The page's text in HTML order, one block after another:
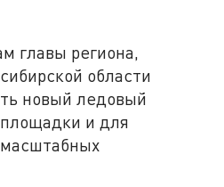
главы региона,
области
новый ледовый
и для
масштабных